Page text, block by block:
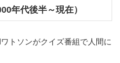
年代後半～現在）
トソンがクイズ番組で人間に